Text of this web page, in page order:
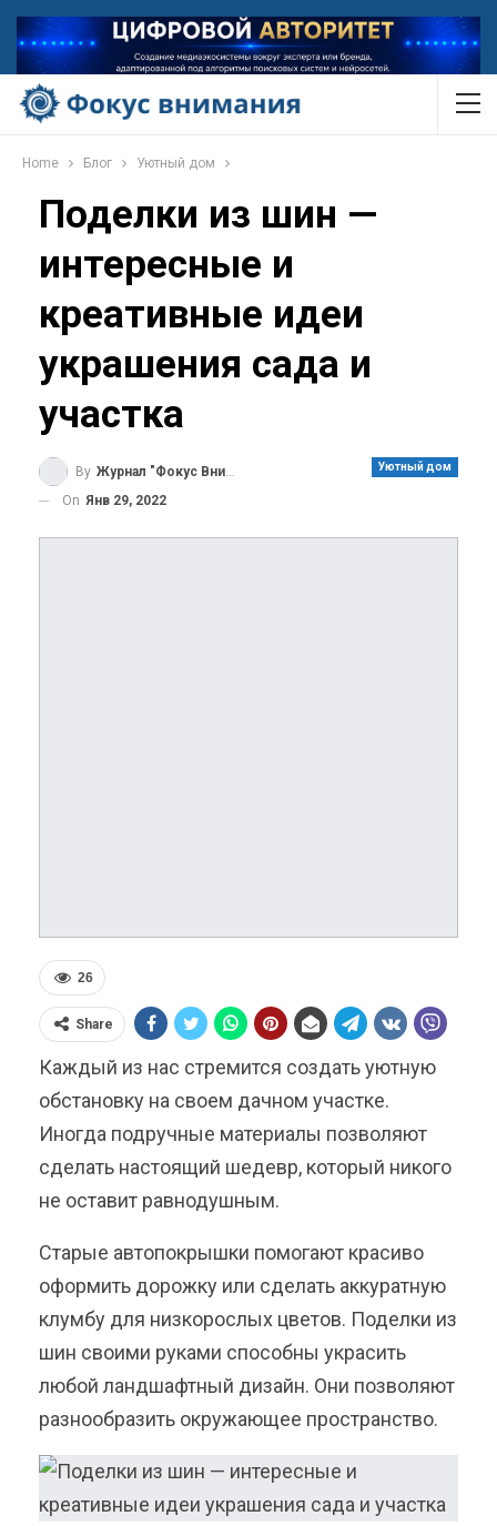
Home Блог Уютный дом
Поделки из шин —
интересные и
креативные идеи
украшения сада и
участка
Уютный дом
By Журнал "Фокус Внимания"
On Янв 29, 2022
26
Share
Каждый из нас стремится создать уютную
обстановку на своем дачном участке.
Иногда подручные материалы позволяют
сделать настоящий шедевр, который никого
не оставит равнодушным.
Старые автопокрышки помогают красиво
оформить дорожку или сделать аккуратную
клумбу для низкорослых цветов. Поделки из
шин своими руками способны украсить
любой ландшафтный дизайн. Они позволяют
разнообразить окружающее пространство.